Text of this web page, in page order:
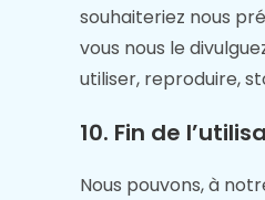
souhaiteriez nous
vous nous le
utiliser, reproduire,
10. Fin de
Nous pouvons, à